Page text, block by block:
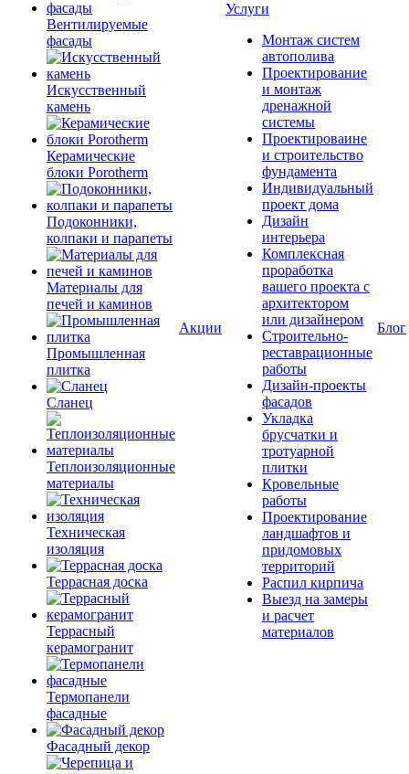
Вентилируемые
фасады
Искусственный
камень
Керамические
блоки Porotherm
Подоконники,
колпаки и парапеты
Материалы для
печей и каминов
Промышленная
плитка
Сланец
Теплоизоляционные
материалы
Техническая
изоляция
Террасная доска
Террасный
керамогранит
Термопанели
фасадные
Фасадный декор
Акции
Услуги
Монтаж систем
автополива
Проектирование
и монтаж
дренажной
системы
Проектироваине
и строительство
фундамента
Индивидуальный
проект дома
Дизайн
интерьера
Комплексная
проработка
вашего проекта с
архитектором
или дизайнером
Строительно-
реставрационные
работы
Дизайн-проекты
фасадов
Укладка
брусчатки и
тротуарной
плитки
Кровельные
работы
Проектирование
ландшафтов и
придомовых
территорий
Распил кирпича
Выезд на замеры
и расчет
материалов
Блог